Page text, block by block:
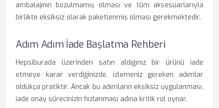
ambalajının bozulmamış olması ve tüm aksesuarlarıyla
birlikte eksiksiz olarak paketlenmiş olması gerekmektedir.
Adım Adım İade Başlatma Rehberi
Hepsiburada üzerinden satın aldığınız bir ürünü iade
etmeye karar verdiğinizde, izlemeniz gereken adımlar
oldukça pratiktir. Ancak bu adımların eksiksiz uygulanması,
iade onay sürecinizin hızlanması adına kritik rol oynar.